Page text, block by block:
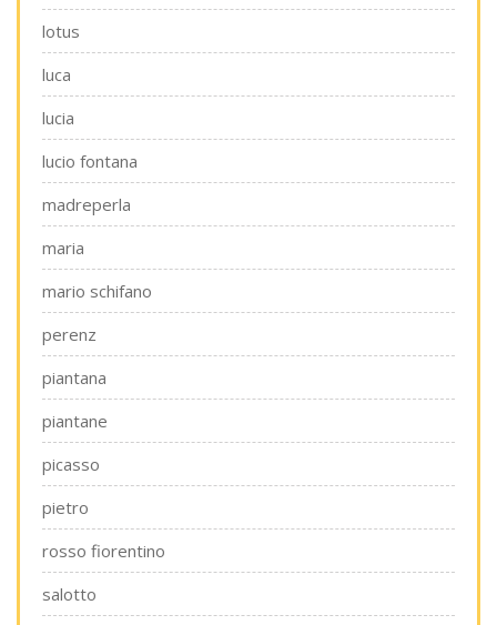
lotus
luca
lucia
lucio fontana
madreperla
maria
mario schifano
perenz
piantana
piantane
picasso
pietro
rosso fiorentino
salotto